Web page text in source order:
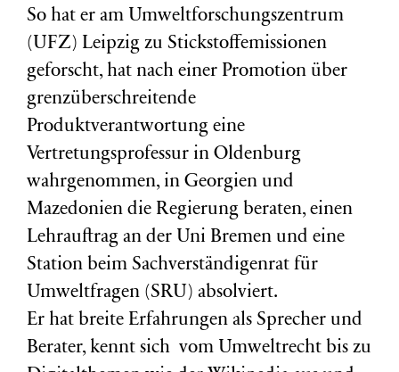
So hat er am Umweltforschungszentrum
(UFZ) Leipzig zu Stickstoffemissionen
geforscht, hat nach einer Promotion über
grenzüberschreitende
Produktverantwortung eine
Vertretungsprofessur in Oldenburg
wahrgenommen, in Georgien und
Mazedonien die Regierung beraten, einen
Lehrauftrag an der Uni Bremen und eine
Station beim Sachverständigenrat für
Umweltfragen (SRU) absolviert.
Er hat breite Erfahrungen als Sprecher und
Berater, kennt sich vom Umweltrecht bis zu